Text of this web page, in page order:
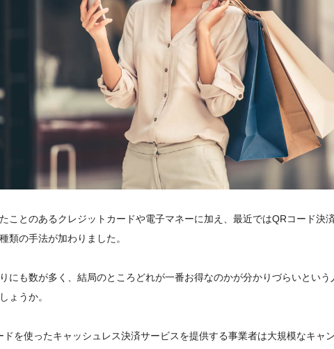
ことのあるクレジットカードや電子マネーに加え、最近ではQRコード決
類の手法が加わりました。
にも数が多く、結局のところどれが一番お得なのかが分かりづらいという
ょうか。
ドを使ったキャッシュレス決済サービスを提供する事業者は大規模なキャ